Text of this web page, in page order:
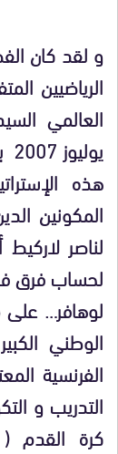
و لقد كان
الرياضيين
العالمي
هذه
المكونين
لناصر
لحساب فرق
الوطني
الفرنسية
التدريب و
كرة